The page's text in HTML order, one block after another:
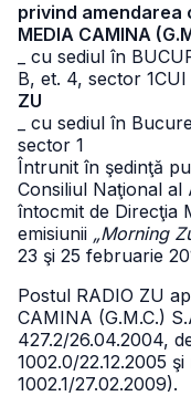
privind amendarea
MEDIA CAMINA
_ cu sediul în
B, et. 4, sector 1CUI
ZU
_ cu sediul în
sector 1
Întrunit în şedinţă
Consiliul Naţional
întocmit de Direcţia
emisiunii „Morning
23 şi 25 februarie
Postul RADIO ZU
CAMINA (G.M.C.)
427.2/26.04.2004,
1002.0/22.12.2005
1002.1/27.02.2009).